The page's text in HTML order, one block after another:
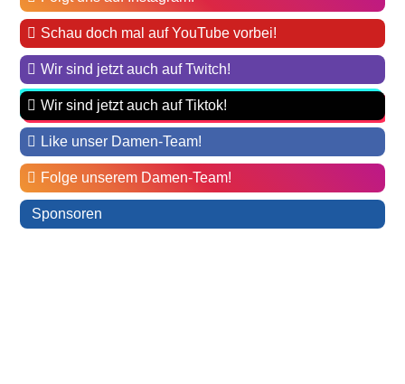
Schau doch mal auf YouTube vorbei!
Wir sind jetzt auch auf Twitch!
Wir sind jetzt auch auf Tiktok!
Like unser Damen-Team!
Folge unserem Damen-Team!
Sponsoren